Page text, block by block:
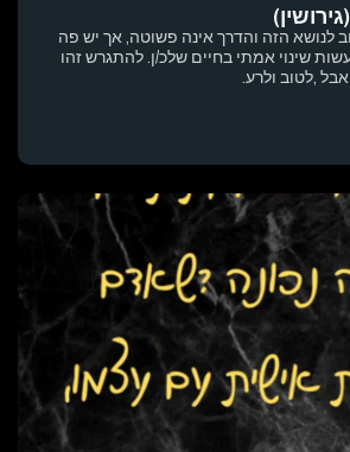
לנושא הזה והדרך אינה פשוטה, אך יש פה
שינוי אמתי בחיים שלכ/ן. להתגרש זהו
,לטוב ולרע.